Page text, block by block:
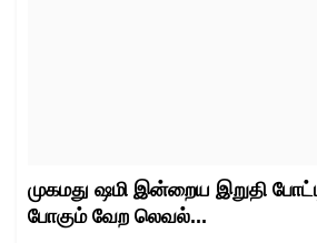
முகமது ஷமி இன்றைய இறுதி
போகும் வேற லெவல்...